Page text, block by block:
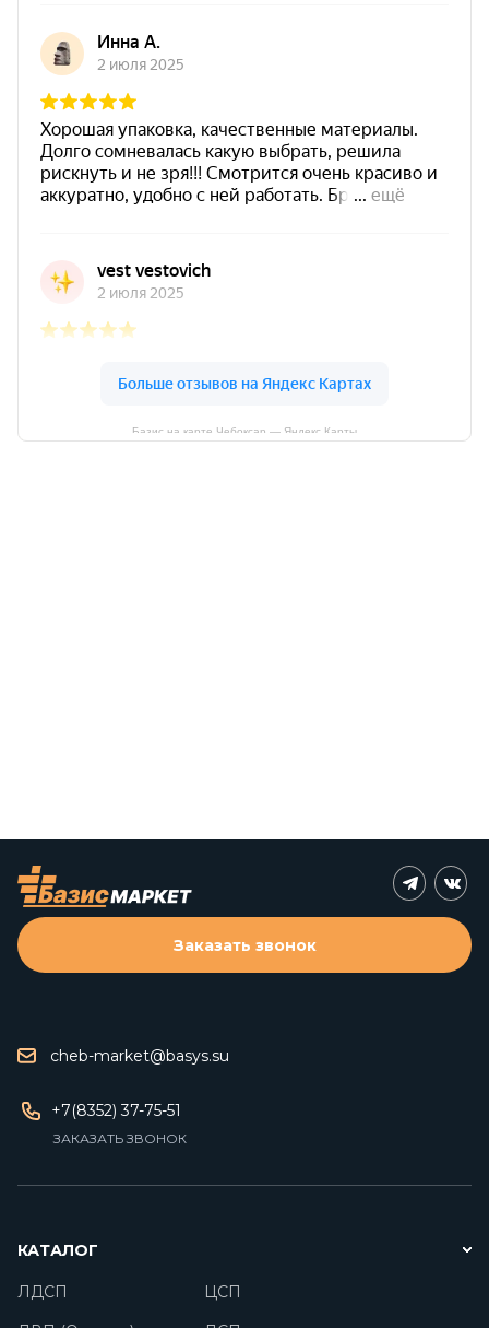
Базис на карте Чебоксар — Яндекс Карты
cheb-market@basys.su
+7(8352) 37-75-51
ЗАКАЗАТЬ ЗВОНОК
Заказать звонок
КАТАЛОГ
ЛДСП
ЦСП